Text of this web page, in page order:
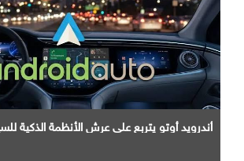
أندرويد أوتو يتربع علي عرش الأنظمة الذكية